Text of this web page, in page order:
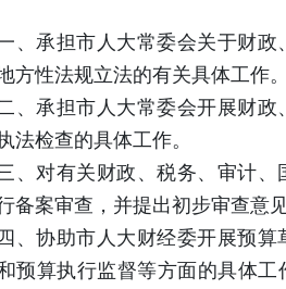
、承担市人大常委会关于财
方性法规立法的有关具体工作。
、承担市人大常委会开展财
法检查的具体工作。
、对有关财政、税务、审计
备案审查，并提出初步审查意见
、协助市人大财经委开展预
预算执行监督等方面的具体